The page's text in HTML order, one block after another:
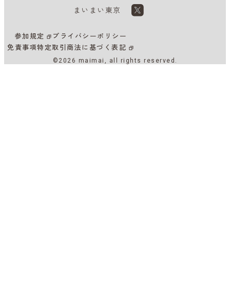
まいまい東京
参加規定
プライバシーポリシー
免責事項特定取引商法に基づく表記
©2026 maimai, all rights reserved.